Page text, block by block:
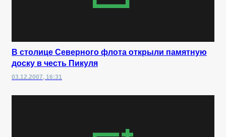
В столице Северного флота открыли памятную
доску в честь Пикуля
03.12.2007, 16:31